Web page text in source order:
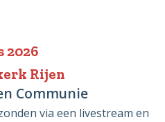
2026
Rijen
Communie
via een livestream en